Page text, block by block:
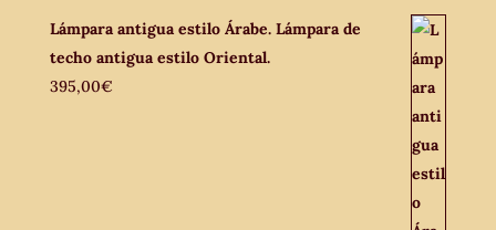
Lámpara antigua estilo Árabe. Lámpara de
techo antigua estilo Oriental.
395,00€